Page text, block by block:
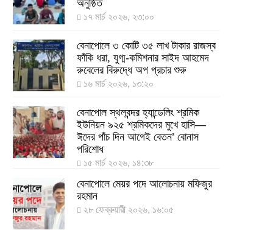
দেশে তৈরি হলো করোনা শনাক্তের কিট
দেশেই তৈরি হলো করোনা পরীক্ষার কিট,
৭ আগস্ট ২০২২, ১৪:০৩
১১ আগস্ট থেকে পরীক্ষামূলকভাবে শুরু
শিশুদের করোনা টিকা দেওয়া
করোনায় ৫ জনের মৃত্যু, শনাক্ত ৬২৬
অনুষ্ঠিত
১৭ মার্চ ২০২৬, ২৩:০০
বেনাপোলে ৩ কোটি ৩৫ লাখ টাকার রাজস্ব
ফাঁকি ধরা, যুগ্ম-কমিশনার সাইদ আহমেদ
রুবেলের বিরুদ্ধে অপ প্রচার শুরু
১৬ মার্চ ২০২৬, ১৩:২০
বেনাপোল স্থলবন্দর হ্যান্ডেলিং শ্রমিক
ইউনিয়ন ৯২৫ শ্রমিকদের মুখে হাসি—
ঈদের পাঁচ দিন আগেই বেতন’ বোনাস
পরিশোধ
১৫ মার্চ ২০২৬, ১৪:৩৮
বেনাপোলে মেয়র পদে আলোচনায় মফিজুর
রহমান
২৮ ফেব্রুয়ারী ২০২৬, ১৬:০৫